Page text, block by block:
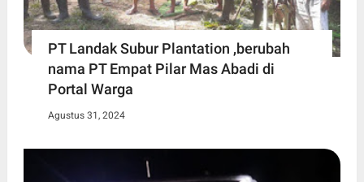
PT Landak Subur Plantation ,berubah
nama PT Empat Pilar Mas Abadi di
Portal Warga
Agustus 31, 2024